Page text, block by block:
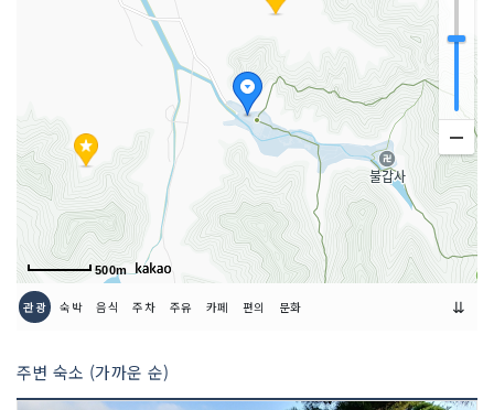
20050527038
500m
관광 숙박 음식 주차 주유 카페 편의 문화 ⇊
주변 숙소 (가까운 순)